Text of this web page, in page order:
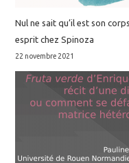
Nul ne sait qu’il est son
esprit chez Spinoza
22 novembre 2021